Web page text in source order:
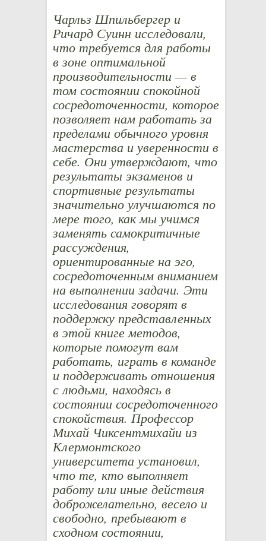
Чарльз Шпильбергер и
Ричард Суинн исследовали,
что требуется для работы
в зоне оптимальной
производительности — в
том состоянии спокойной
сосредоточенности, которое
позволяет нам работать за
пределами обычного уровня
мастерства и уверенности в
себе. Они утверждают, что
результаты экзаменов и
спортивные результаты
значительно улучшаются по
мере того, как мы учимся
заменять самокритичные
рассуждения,
ориентированные на эго,
сосредоточенным вниманием
на выполнении задачи. Эти
исследования говорят в
поддержку представленных
в этой книге методов,
которые помогут вам
работать, играть в команде
и поддерживать отношения
с людьми, находясь в
состоянии сосредоточенного
спокойствия. Профессор
Михай Чиксентмихайи из
Клермонтского
университета установил,
что те, кто выполняет
работу или иные действия
доброжелательно, весело и
свободно, пребывают в
сходном состоянии,